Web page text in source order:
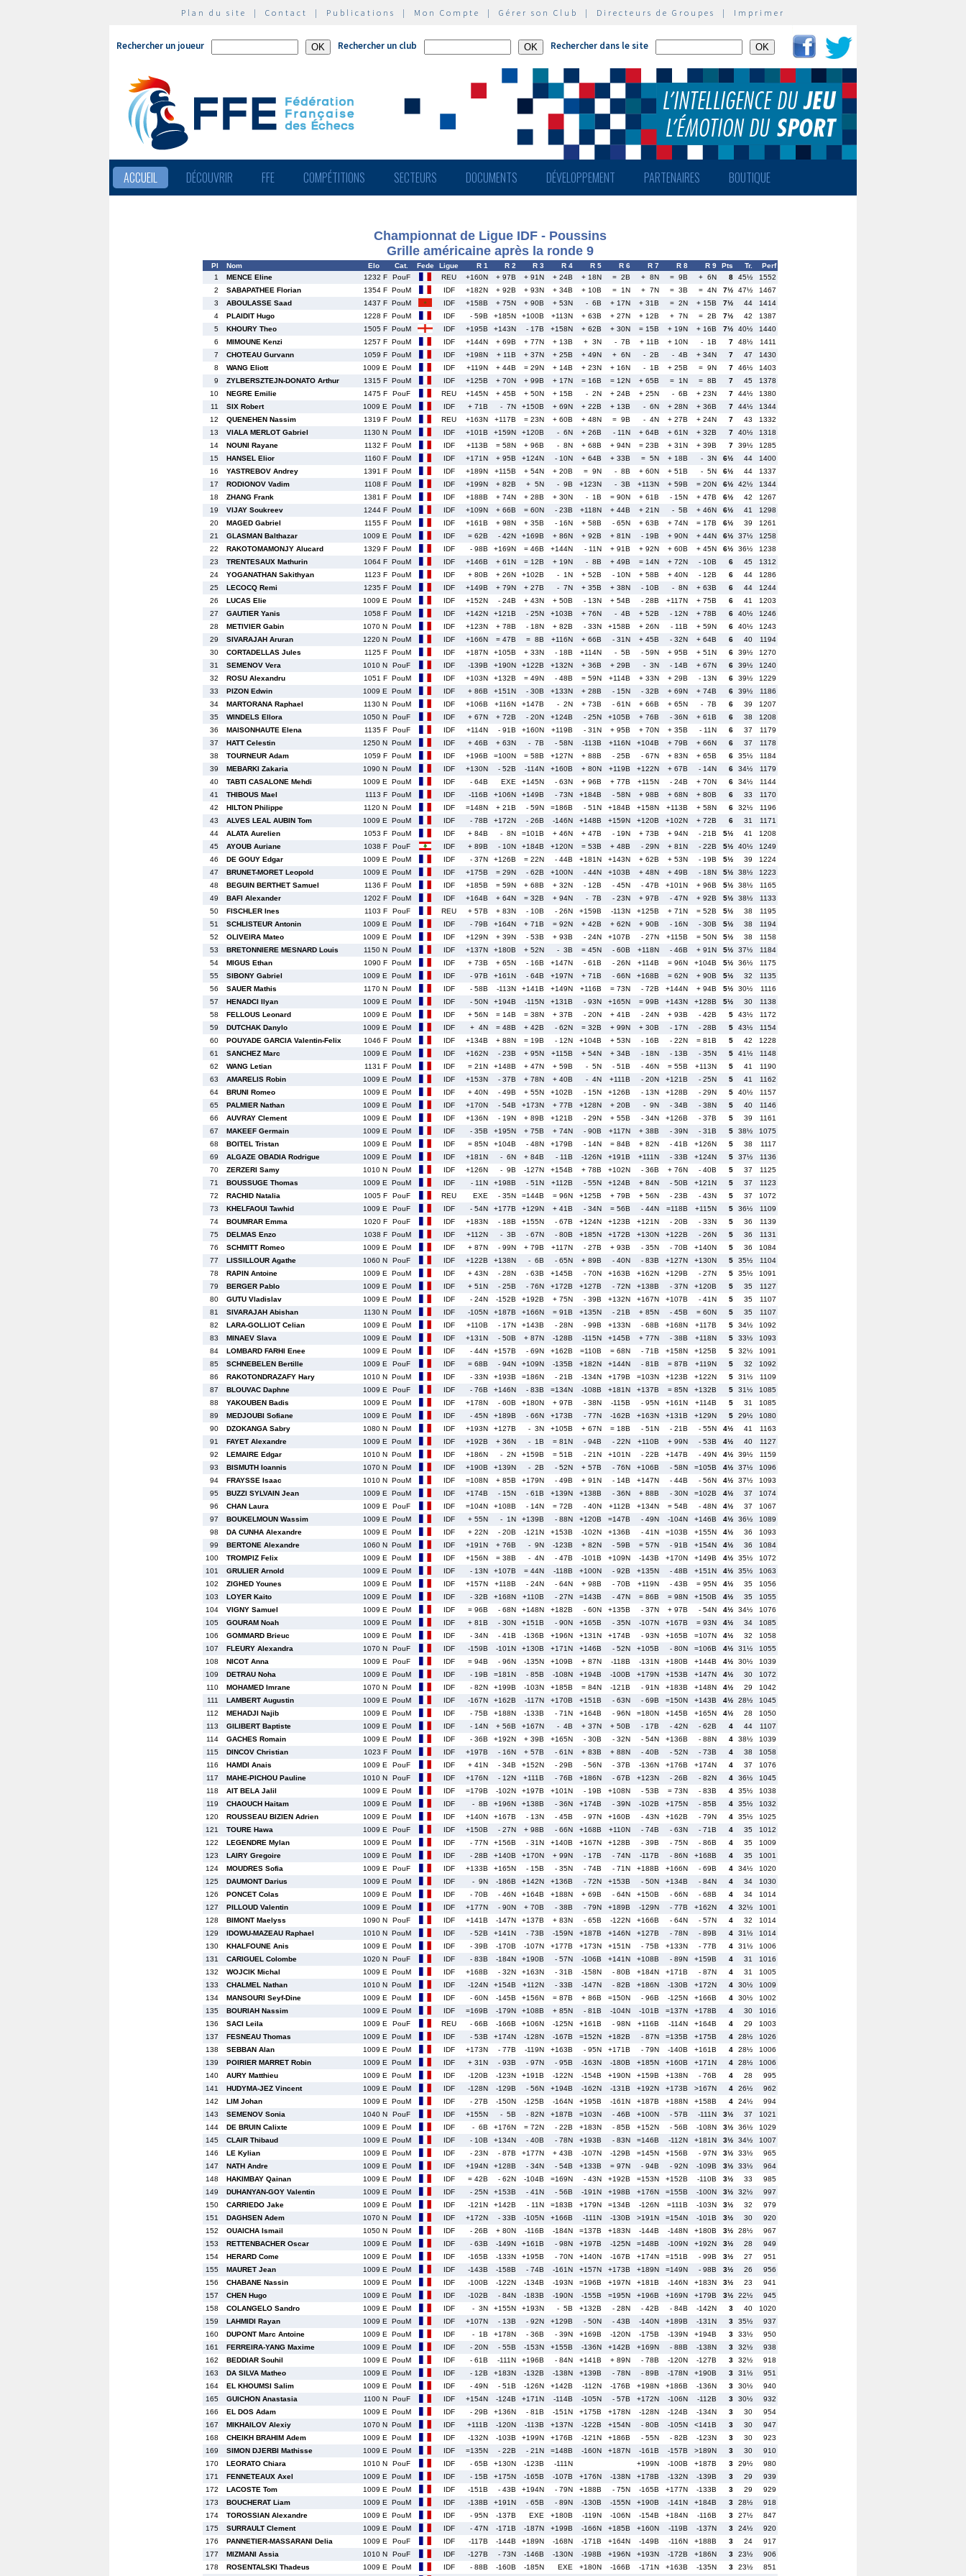
Plan du site | Contact | Publications | Mon Compte | Gérer son Club | Directeurs de Groupes | Imprimer
Rechercher un joueur Rechercher un club Rechercher dans le site
ACCUEIL DÉCOUVRIR FFE COMPÉTITIONS SECTEURS DOCUMENTS DÉVELOPPEMENT PARTENAIRES BOUTIQUE
Championnat de Ligue IDF - Poussins
Grille américaine après la ronde 9
Pl Nom Elo Cat. Fede Ligue R 1 R 2 R 3 R 4 R 5 R 6 R 7 R 8 R 9 Pts Tr.
Perf
1
MENCE Eline 1232 F PouF REU +160N + 97B + 91N + 24B + 18N = 2B + 8N = 9B + 6N 8 45½
1552
2
SABAPATHEE Florian 1354 F PouM IDF +182N + 92B + 93N + 34B + 10B = 1N + 7N = 3B = 4N 7½ 47½
1467
3
ABOULASSE Saad 1437 F PouM IDF +158B + 75N + 90B + 53N - 6B + 17N + 31B = 2N + 15B 7½ 44
1414
4
PLAIDIT Hugo 1228 F PouM IDF - 59B +185N +100B +113N + 63B + 27N + 12B + 7N = 2B 7½ 42
1387
5
KHOURY Theo 1505 F PouM IDF +195B +143N - 17B +158N + 62B + 30N = 15B + 19N + 16B 7½ 40½
1440
6
MIMOUNE Kenzi 1257 F PouM IDF +144N + 69B + 77N + 13B + 3N - 7B + 11B + 10N - 1B 7 48½
1411
7
CHOTEAU Gurvann 1059 F PouM IDF +198N + 11B + 37N + 25B + 49N + 6N - 2B - 4B + 34N 7 47
1430
8
WANG Eliott 1009 E PouM IDF +119N + 44B = 29N + 14B + 23N + 16N - 1B + 25B = 9N 7 46½
1403
9
ZYLBERSZTEJN-DONATO Arthur 1315 F PouM IDF +125B + 70N + 99B + 17N = 16B = 12N + 65B = 1N = 8B 7 45
1378
10
NEGRE Emilie 1475 F PouF REU +145N + 45B + 50N + 15B - 2N + 24B + 25N - 6B + 23N 7 44½
1380
11
SIX Robert 1009 E PouM IDF + 71B - 7N +150B + 69N + 22B + 13B - 6N + 28N + 36B 7 44½
1344
12
QUENEHEN Nassim 1319 F PouM REU +163N +117B = 23N + 60B + 48N = 9B - 4N + 27B + 24N 7 43
1332
13
VIALA MERLOT Gabriel 1130 N PouM IDF +101B +159N +120B - 6N + 26B - 11N + 64B + 61N + 32B 7 40½
1318
14
NOUNI Rayane 1132 F PouM IDF +113B = 58N + 96B - 8N + 68B + 94N = 23B + 31N + 39B 7 39½
1285
15
HANSEL Elior 1160 F PouM IDF +171N + 95B +124N - 10N + 64B + 33B = 5N + 18B - 3N 6½ 44
1400
16
YASTREBOV Andrey 1391 F PouM IDF +189N +115B + 54N + 20B = 9N - 8B + 60N + 51B - 5N 6½ 44
1337
17
RODIONOV Vadim 1108 F PouM IDF +199N + 82B + 5N - 9B +123N - 3B +113N + 59B = 20N 6½ 42½
1344
18
ZHANG Frank 1381 F PouM IDF +188B + 74N + 28B + 30N - 1B = 90N + 61B - 15N + 47B 6½ 42
1267
19
VIJAY Soukreev 1244 F PouM IDF +109N + 66B = 60N - 23B +118N + 44B + 21N - 5B + 46N 6½ 41
1298
20
MAGED Gabriel 1155 F PouM IDF +161B + 98N + 35B - 16N + 58B - 65N + 63B + 74N = 17B 6½ 39
1261
21
GLASMAN Balthazar 1009 E PouM IDF = 62B - 42N +169B + 86N + 92B + 81N - 19B + 90N + 44N 6½ 37½
1258
22
RAKOTOMAMONJY Alucard 1329 F PouM IDF - 98B +169N = 46B +144N - 11N + 91B + 92N + 60B + 45N 6½ 36½
1238
23
TRENTESAUX Mathurin 1064 F PouM IDF +146B + 61N = 12B + 19N - 8B + 49B = 14N + 72N - 10B 6 45
1312
24
YOGANATHAN Sakithyan 1123 F PouM IDF + 80B + 26N +102B - 1N + 52B - 10N + 58B + 40N - 12B 6 44
1286
25
LECOCQ Remi 1235 F PouM IDF +149B + 79N + 27B - 7N + 35B + 38N - 10B - 8N + 63B 6 44
1244
26
LUCAS Elie 1009 E PouM IDF +152N - 24B + 43N + 50B - 13N + 54B - 28B +117N + 75B 6 41
1203
27
GAUTIER Yanis 1058 F PouM IDF +142N +121B - 25N +103B + 76N - 4B + 52B - 12N + 78B 6 40½
1246
28
METIVIER Gabin 1070 N PouM IDF +123N + 78B - 18N + 82B - 33N +158B + 26N - 11B + 59N 6 40½
1243
29
SIVARAJAH Aruran 1220 N PouM IDF +166N = 47B = 8B +116N + 66B - 31N + 45B - 32N + 64B 6 40
1194
30
CORTADELLAS Jules 1125 F PouM IDF +187N +105B + 33N - 18B +114N - 5B - 59N + 95B + 51N 6 39½
1270
31
SEMENOV Vera 1010 N PouF IDF -139B +190N +122B +132N + 36B + 29B - 3N - 14B + 67N 6 39½
1240
32
ROSU Alexandru 1051 F PouM IDF +103N +132B = 49N - 48B = 59N +114B + 33N + 29B - 13N 6 39½
1229
33
PIZON Edwin 1009 E PouM IDF + 86B +151N - 30B +133N + 28B - 15N - 32B + 69N + 74B 6 39½
1186
34
MARTORANA Raphael 1130 N PouM IDF +106B +116N +147B - 2N + 73B - 61N + 66B + 65N - 7B 6 39
1207
35
WINDELS Ellora 1050 N PouF IDF + 67N + 72B - 20N +124B - 25N +105B + 76B - 36N + 61B 6 38
1208
36
MAISONHAUTE Elena 1135 F PouF IDF +114N - 91B +160N +119B - 31N + 95B + 70N + 35B - 11N 6 37
1179
37
HATT Celestin 1250 N PouM IDF + 46B + 63N - 7B - 58N -113B +116N +104B + 79B + 66N 6 37
1178
38
TOURNEUR Adam 1059 F PouM IDF +196B =100N = 58B +127N + 88B - 25B - 67N + 83N + 65B 6 35½
1184
39
MEBARKI Zakaria 1090 N PouM IDF +130N - 52B -114N +160B + 80N +119B +122N + 67B - 14N 6 34½
1179
40
TABTI CASALONE Mehdi 1009 E PouM IDF - 64B EXE +145N - 63N + 96B + 77B +115N - 24B + 70N 6 34½
1144
41
THIBOUS Mael 1113 F PouM IDF -116B +106N +149B - 73N +184B - 58N + 98B + 68N + 80B 6 33
1170
42
HILTON Philippe 1120 N PouM IDF =148N + 21B - 59N =186B - 51N +184B +158N +113B + 58N 6 32½
1196
43
ALVES LEAL AUBIN Tom 1009 E PouM IDF - 78B +172N - 26B -146N +148B +159N +120B +102N + 72B 6 31
1171
44
ALATA Aurelien 1053 F PouM IDF + 84B - 8N =101B + 46N + 47B - 19N + 73B + 94N - 21B 5½ 41
1208
45
AYOUB Auriane 1038 F PouF IDF + 89B - 10N +184B +120N = 53B + 48B - 29N + 81N - 22B 5½ 40½
1249
46
DE GOUY Edgar 1009 E PouM IDF - 37N +126B = 22N - 44B +181N +143N + 62B + 53N - 19B 5½ 39
1224
47
BRUNET-MORET Leopold 1009 E PouM IDF +175B = 29N - 62B +100N - 44N +103B + 48N + 49B - 18N 5½ 38½
1223
48
BEGUIN BERTHET Samuel 1136 F PouM IDF +185B = 59N + 68B + 32N - 12B - 45N - 47B +101N + 96B 5½ 38½
1165
49
BAFI Alexander 1202 F PouM IDF +164B + 64N = 32B + 94N - 7B - 23N + 97B - 47N + 92B 5½ 38½
1133
50
FISCHLER Ines 1103 F PouF REU + 57B + 83N - 10B - 26N +159B -113N +125B + 71N = 52B 5½ 38
1195
51
SCHLISTEUR Antonin 1009 E PouM IDF - 79B +164N + 71B = 92N + 42B + 62N + 90B - 16N - 30B 5½ 38
1194
52
OLIVEIRA Mateo 1009 E PouM IDF +129N + 39N - 53B + 93B - 24N +107B - 27N +115B = 50N 5½ 38
1158
53
BRETONNIERE MESNARD Louis 1150 N PouM IDF +137N +180B + 52N - 3B = 45N - 60B +118N - 46B + 91N 5½ 37½
1184
54
MIGUS Ethan 1090 F PouM IDF + 73B + 65N - 16B +147N - 61B - 26N +114B = 96N +104B 5½ 36½
1175
55
SIBONY Gabriel 1009 E PouM IDF - 97B +161N - 64B +197N + 71B - 66N +168B = 62N + 90B 5½ 32
1135
56
SAUER Mathis 1170 N PouM IDF - 58B -113N +141B +149N +116B = 73N - 72B +144N + 94B 5½ 30½
1116
57
HENADCI Ilyan 1009 E PouM IDF - 50N +194B -115N +131B - 93N +165N = 99B +143N +128B 5½ 30
1138
58
FELLOUS Leonard 1009 E PouM IDF + 56N = 14B = 38N + 37B - 20N + 41B - 24N + 93B - 42B 5 43½
1172
59
DUTCHAK Danylo 1009 E PouM IDF + 4N = 48B + 42B - 62N = 32B + 99N + 30B - 17N - 28B 5 43½
1154
60
POUYADE GARCIA Valentin-Felix 1046 F PouM IDF +134B + 88N = 19B - 12N +104B + 53N - 16B - 22N = 81B 5 42
1228
61
SANCHEZ Marc 1009 E PouM IDF +162N - 23B + 95N +115B + 54N + 34B - 18N - 13B - 35N 5 41½
1148
62
WANG Letian 1131 F PouM IDF = 21N +148B + 47N + 59B - 5N - 51B - 46N = 55B +113N 5 41
1190
63
AMARELIS Robin 1009 E PouM IDF +153N - 37B + 78N + 40B - 4N +111B - 20N +121B - 25N 5 41
1162
64
BRUNI Romeo 1009 E PouM IDF + 40N - 49B + 55N +102B - 15N +126B - 13N +128B - 29N 5 40½
1157
65
PALMIER Nathan 1009 E PouM IDF +170N - 54B +173N + 77B +128N + 20B - 9N - 34B - 38N 5 40
1146
66
AUVRAY Clement 1009 E PouM IDF +136N - 19N + 89B +121B - 29N + 55B - 34N +126B - 37B 5 39
1161
67
MAKEEF Germain 1009 E PouM IDF - 35B +195N + 75B + 74N - 90B +117N + 38B - 39N - 31B 5 38½
1075
68
BOITEL Tristan 1009 E PouM IDF = 85N +104B - 48N +179B - 14N = 84B + 82N - 41B +126N 5 38
1117
69
ALGAZE OBADIA Rodrigue 1009 E PouM IDF +181N - 6N + 84B - 11B -126N +191B +111N - 33B +124N 5 37½
1136
70
ZERZERI Samy 1010 N PouM IDF +126N - 9B -127N +154B + 78B +102N - 36B + 76N - 40B 5 37
1125
71
BOUSSUGE Thomas 1009 E PouM IDF - 11N +198B - 51N +112B - 55N +124B + 84N - 50B +121N 5 37
1123
72
RACHID Natalia 1005 F PouF REU EXE - 35N =144B = 96N +125B + 79B + 56N - 23B - 43N 5 37
1072
73
KHELFAOUI Tawhid 1009 E PouF IDF - 54N +177B +129N + 41B - 34N = 56B - 44N =118B +115N 5 36½
1109
74
BOUMRAR Emma 1020 F PouF IDF +183N - 18B +155N - 67B +124N +123B +121N - 20B - 33N 5 36
1139
75
DELMAS Enzo 1038 F PouM IDF +112N - 3B - 67N - 80B +185N +172B +130N +122B - 26N 5 36
1131
76
SCHMITT Romeo 1009 E PouM IDF + 87N - 99N + 79B +117N - 27B + 93B - 35N - 70B +140N 5 36
1084
77
LISSILLOUR Agathe 1060 N PouF IDF +122B +138N - 6B - 65N + 89B - 40N - 83B +127N +130N 5 35½
1104
78
RAPIN Antoine 1009 E PouM IDF + 43N - 28N - 63B +145B - 70N +163B +162N +129B - 27N 5 35½
1091
79
BERGER Pablo 1009 E PouM IDF + 51N - 25B - 76N +172B +127B - 72N +138B - 37N +120B 5 35
1127
80
GUTU Vladislav 1009 E PouM IDF - 24N -152B +192B + 75N - 39B +132N +167N +107B - 41N 5 35
1107
81
SIVARAJAH Abishan 1130 N PouM IDF -105N +187B +166N = 91B +135N - 21B + 85N - 45B = 60N 5 35
1107
82
LARA-GOLLIOT Celian 1009 E PouM IDF +110B - 17N +143B - 28N - 99B +133N - 68B +168N +117B 5 34½
1092
83
MINAEV Slava 1009 E PouM IDF +131N - 50B + 87N -128B -115N +145B + 77N - 38B +118N 5 33½
1093
84
LOMBARD FARHI Enee 1009 E PouM IDF - 44N +157B - 69N +162B =110B = 68N - 71B +158N +125B 5 32½
1091
85
SCHNEBELEN Bertille 1009 E PouF IDF = 68B - 94N +109N -135B +182N +144N - 81B = 87B +119N 5 32
1092
86
RAKOTONDRAZAFY Hary 1010 N PouM IDF - 33N +193B =186N - 21B -134N +179B =103N +123B +122N 5 31½
1109
87
BLOUVAC Daphne 1009 E PouF IDF - 76B +146N - 83B =134N -108B +181N +137B = 85N +132B 5 31½
1085
88
YAKOUBEN Badis 1009 E PouM IDF +178N - 60B +180N + 97B - 38N -115B - 95N +161N +114B 5 31
1085
89
MEDJOUBI Sofiane 1009 E PouM IDF - 45N +189B - 66N +173B - 77N -162B +163N +131B +129N 5 29½
1080
90
DZOKANGA Sabry 1080 N PouM IDF +193N +127B - 3N +105B + 67N = 18B - 51N - 21B - 55N 4½ 41
1163
91
FAYET Alexandre 1009 E PouM IDF +192B + 36N - 1B = 81N - 94B - 22N +110B + 99N - 53B 4½ 40
1127
92
LEMAIRE Edgar 1010 N PouM IDF +186N - 2N +159B = 51B - 21N +101N - 22B +147B - 49N 4½ 39½
1159
93
BISMUTH Ioannis 1070 N PouM IDF +190B +139N - 2B - 52N + 57B - 76N +106B - 58N =105B 4½ 37½
1096
94
FRAYSSE Isaac 1010 N PouM IDF =108N + 85B +179N - 49B + 91N - 14B +147N - 44B - 56N 4½ 37½
1093
95
BUZZI SYLVAIN Jean 1009 E PouM IDF +174B - 15N - 61B +139N +138B - 36N + 88B - 30N =102B 4½ 37
1074
96
CHAN Laura 1009 E PouF IDF =104N +108B - 14N = 72B - 40N +112B +134N = 54B - 48N 4½ 37
1067
97
BOUKELMOUN Wassim 1009 E PouM IDF + 55N - 1N +139B - 88N +120B =147B - 49N -104N +146B 4½ 36½
1089
98
DA CUNHA Alexandre 1009 E PouM IDF + 22N - 20B -121N +153B -102N +136B - 41N =103B +155N 4½ 36
1093
99
BERTONE Alexandre 1060 N PouM IDF +191N + 76B - 9N -123B + 82N - 59B = 57N - 91B +154N 4½ 36
1084
100
TROMPIZ Felix 1009 E PouM IDF +156N = 38B - 4N - 47B -101B +109N -143B +170N +149B 4½ 35½
1072
101
GRULIER Arnold 1009 E PouM IDF - 13N +107B = 44N -118B +100N - 92B +135N - 48B +151N 4½ 35½
1063
102
ZIGHED Younes 1009 E PouM IDF +157N +118B - 24N - 64N + 98B - 70B +119N - 43B = 95N 4½ 35
1056
103
LOYER Kaito 1009 E PouM IDF - 32B +168N +110B - 27N =143B - 47N = 86B = 98N +150B 4½ 35
1055
104
VIGNY Samuel 1009 E PouM IDF = 96B - 68N +148N +182B - 60N +135B - 37N + 97B - 54N 4½ 34½
1076
105
GOURAM Noah 1009 E PouM IDF + 81B - 30N +151B - 90N +165B - 35N -107N +167B = 93N 4½ 34
1085
106
GOMMARD Brieuc 1009 E PouM IDF - 34N - 41B -136B +196N +131N +174B - 93N +165B =107N 4½ 32
1058
107
FLEURY Alexandra 1070 N PouF IDF -159B -101N +130B +171N +146B - 52N +105B - 80N =106B 4½ 31½
1055
108
NICOT Anna 1009 E PouF IDF = 94B - 96N -135N +109B + 87N -118B -131N +180B +144B 4½ 30½
1039
109
DETRAU Noha 1009 E PouM IDF - 19B =181N - 85B -108N +194B -100B +179N +153B +147N 4½ 30
1072
110
MOHAMED Imrane 1070 N PouM IDF - 82N +199B -103N +185B = 84N -121B - 91N +183B +148N 4½ 29
1042
111
LAMBERT Augustin 1009 E PouM IDF -167N +162B -117N +170B +151B - 63N - 69B =150N +143B 4½ 28½
1045
112
MEHADJI Najib 1009 E PouM IDF - 75B +188N -133B - 71N +164B - 96N =180N +145B +165N 4½ 28
1050
113
GILIBERT Baptiste 1009 E PouM IDF - 14N + 56B +167N - 4B + 37N + 50B - 17B - 42N - 62B 4 44
1107
114
GACHES Romain 1009 E PouM IDF - 36B +192N + 39B +165N - 30B - 32N - 54N +136B - 88N 4 38½
1039
115
DINCOV Christian 1023 F PouM IDF +197B - 16N + 57B - 61N + 83B + 88N - 40B - 52N - 73B 4 38
1058
116
HAMDI Anais 1009 E PouF IDF + 41N - 34B +152N - 29B - 56N - 37B -136N +176B +174N 4 37
1076
117
MAHE-PICHOU Pauline 1010 N PouF IDF +176N - 12N +111B - 76B +186N - 67B +123N - 26B - 82N 4 36½
1045
118
AIT BELA Jalil 1009 E PouM IDF =179B -102N +197B +101N - 19B +108N - 53B = 73N - 83B 4 35½
1038
119
CHAOUCH Haitam 1009 E PouM IDF - 8B +196N +138B - 36N +174B - 39N -102B +175N - 85B 4 35½
1032
120
ROUSSEAU BIZIEN Adrien 1009 E PouM IDF +140N +167B - 13N - 45B - 97N +160B - 43N +162B - 79N 4 35½
1025
121
TOURE Hawa 1009 E PouF IDF +150B - 27N + 98B - 66N +168B +110N - 74B - 63N - 71B 4 35
1012
122
LEGENDRE Mylan 1009 E PouM IDF - 77N +156B - 31N +140B +167N +128B - 39B - 75N - 86B 4 35
1009
123
LAIRY Gregoire 1009 E PouM IDF - 28B +140B +170N + 99N - 17B - 74N -117B - 86N +168B 4 35
1001
124
MOUDRES Sofia 1009 E PouF IDF +133B +165N - 15B - 35N - 74B - 71N +188B +166N - 69B 4 34½
1020
125
DAUMONT Darius 1009 E PouM IDF - 9N -186B +142N +136B - 72N +153B - 50N +134B - 84N 4 34
1030
126
PONCET Colas 1009 E PouM IDF - 70B - 46N +164B +188N + 69B - 64N +150B - 66N - 68B 4 34
1014
127
PILLOUD Valentin 1009 E PouM IDF +177N - 90N + 70B - 38B - 79N +189B -129N - 77B +162N 4 32½
1001
128
BIMONT Maelyss 1090 N PouF IDF +141B -147N +137B + 83N - 65B -122N +166B - 64N - 57N 4 32
1014
129
IDOWU-MAZEAU Raphael 1010 N PouM IDF - 52B +141N - 73B -159N +187B +146N +127B - 78N - 89B 4 31½
1014
130
KHALFOUNE Anis 1009 E PouM IDF - 39B -170B -107N +177B +173N +151N - 75B +133N - 77B 4 31½
1006
131
CARIGUEL Colombe 1020 N PouF IDF - 83B -184N +190B - 57N -106B +141N +108B - 89N +159B 4 31
1016
132
WOJCIK Michal 1009 E PouM IDF +168B - 32N +163N - 31B -158N - 80B +184N +171B - 87N 4 31
1005
133
CHALMEL Nathan 1010 N PouM IDF -124N +154B +112N - 33B -147N - 82B +186N -130B +172N 4 30½
1009
134
MANSOURI Seyf-Dine 1009 E PouM IDF - 60N -145B +156N = 87B + 86B =150N - 96B -125N +166B 4 30½
1002
135
BOURIAH Nassim 1009 E PouM IDF =169B -179N +108B + 85N - 81B -104N -101B =137N +178B 4 30
1016
136
SACI Leila 1009 E PouF REU - 66B -166B +106N -125N +161B - 98N +116B -114N +164B 4 29
1003
137
FESNEAU Thomas 1009 E PouM IDF - 53B +174N -128N -167B =152N +182B - 87N =135B +175B 4 28½
1026
138
SEBBAN Alan 1009 E PouM IDF +173N - 77B -119N +163B - 95N +171B - 79N -140B +161B 4 28½
1006
139
POIRIER MARRET Robin 1009 E PouM IDF + 31N - 93B - 97N - 95B -163N -180B +185N +160B +171N 4 28½
1006
140
AURY Matthieu 1009 E PouM IDF -120B -123N +191B -122N -154B +190N +159B +138N - 76B 4 28
995
141
HUDYMA-JEZ Vincent 1009 E PouM IDF -128N -129B - 56N +194B -162N -131B +192N +173B >167N 4 26½
962
142
LIM Johan 1009 E PouM IDF - 27B -150N -125B -164N +195B -161N +187B +188N +158B 4 24½
994
143
SEMENOV Sonia 1040 N PouF IDF +155N - 5B - 82N +187B =103N - 46B +100N - 57B -111N 3½ 37
1021
144
DE BRUIN Calixte 1009 E PouM IDF - 6B +176N = 72N - 22B +183N - 85B +152N - 56B -108N 3½ 36½
1029
145
CLAIR Thibaud 1009 E PouM IDF - 10B +134N - 40B - 78N +193B - 83N =146B -112N +181N 3½ 34½
1007
146
LE Kylian 1009 E PouM IDF - 23N - 87B +177N + 43B -107N -129B =145N +156B - 97N 3½ 33½
965
147
NATH Andre 1009 E PouM IDF +194N +128B - 34N - 54B +133B = 97N - 94B - 92N -109B 3½ 33½
964
148
HAKIMBAY Qainan 1009 E PouM IDF = 42B - 62N -104B =169N - 43N +192B =153N +152B -110B 3½ 33
985
149
DUHANYAN-GOY Valentin 1009 E PouM IDF - 25N +153B - 41N - 56B -191N +198B +176N =155B -100N 3½ 32½
997
150
CARRIEDO Jake 1009 E PouM IDF -121N +142B - 11N =183B +179N =134B -126N =111B -103N 3½ 32
979
151
DAGHSEN Adem 1070 N PouM IDF +172N - 33B -105N +166B -111N -130B >191N =154N -101B 3½ 30
920
152
OUAICHA Ismail 1050 N PouM IDF - 26B + 80N -116B -184N =137B +183N -144B -148N +180B 3½ 28½
967
153
RETTENBACHER Oscar 1009 E PouM IDF - 63B -149N +161B - 98N +197B -125N =148B -109N +192N 3½ 28
949
154
HERARD Come 1009 E PouM IDF -165B -133N +195B - 70N +140N -167B +174N =151B - 99B 3½ 27
951
155
MAURET Jean 1009 E PouM IDF -143B -158B - 74B -161N +157N +173B +189N =149N - 98B 3½ 26
956
156
CHABANE Nassin 1009 E PouM IDF -100B -122N -134B -193N =196B +197N +181B -146N +183N 3½ 23
941
157
CHEN Hugo 1009 E PouM IDF -102B - 84N -183B -190N -155B =195N +196B +169N +179B 3½ 22½
945
158
COLANGELO Sandro 1009 E PouM IDF - 3N +155N +193N - 5B +132B - 28N - 42B - 84B -142N 3 40
1020
159
LAHMIDI Rayan 1009 E PouM IDF +107N - 13B - 92N +129B - 50N - 43B -140N +189B -131N 3 35½
937
160
DUPONT Marc Antoine 1009 E PouM IDF - 1B +178N - 36B - 39N +169B -120N -175B -139N +194B 3 33½
950
161
FERREIRA-YANG Maxime 1009 E PouM IDF - 20N - 55B -153N +155B -136N +142B +169N - 88B -138N 3 32½
938
162
BEDDIAR Souhil 1009 E PouM IDF - 61B -111N +196B - 84N +141B + 89N - 78B -120N -127B 3 32½
918
163
DA SILVA Matheo 1009 E PouM IDF - 12B +183N -132B -138N +139B - 78N - 89B -178N +190B 3 31½
951
164
EL KHOUMSI Salim 1009 E PouM IDF - 49N - 51B -126N +142B -112N -176B +198N +186B -136N 3 30½
940
165
GUICHON Anastasia 1100 N PouF IDF +154N -124B +171N -114B -105N - 57B +172N -106N -112B 3 30½
932
166
EL DOS Adam 1009 E PouM IDF - 29B +136N - 81B -151N +175B +178N -128N -124B -134N 3 30
954
167
MIKHAILOV Alexiy 1070 N PouM IDF +111B -120N -113B +137N -122B +154N - 80B -105N <141B 3 30
947
168
CHEIKH BRAHIM Adem 1009 E PouM IDF -132N -103B +199N +176B -121N +186B - 55N - 82B -123N 3 30
923
169
SIMON DJERBI Mathisse 1009 E PouM IDF =135N - 22B - 21N =148B -160N +187N -161B -157B >189N 3 30
910
170
LEORATO Chiara 1010 N PouF IDF - 65B +130N -123B -111N +199N -100B +187B 3 29½
980
171
FENNETEAUX Axel 1009 E PouM IDF - 15B +175N -165B -107B +176N -138N +178B -132N -139B 3 29
939
172
LACOSTE Tom 1009 E PouM IDF -151B - 43B +194N - 79N +188B - 75N -165B +177N -133B 3 29
929
173
BOUCHERAT Liam 1009 E PouM IDF -138B +191N - 65B - 89N -130B -155N +190B -141N +184B 3 28½
918
174
TOROSSIAN Alexandre 1009 E PouM IDF - 95N -137B EXE +180B -119N -106N -154B +184N -116B 3 27½
847
175
SURRAULT Clement 1009 E PouM IDF - 47N -171B -187N +199B -166N +185B +160N -119B -137N 3 24½
920
176
PANNETIER-MASSARANI Delia 1009 E PouF IDF -117B -144B +189N -168N -171B +164N -149B -116N +188B 3 24
917
177
MIZMANI Assia 1010 N PouF IDF -127B - 73N -146B -130N -198B +196N +193N -172B +186N 3 23½
906
178
ROSENTALSKI Thadeus 1009 E PouM IDF - 88B -160B -185N EXE +180N -166B -171N +163B -135N 3 23½ 851